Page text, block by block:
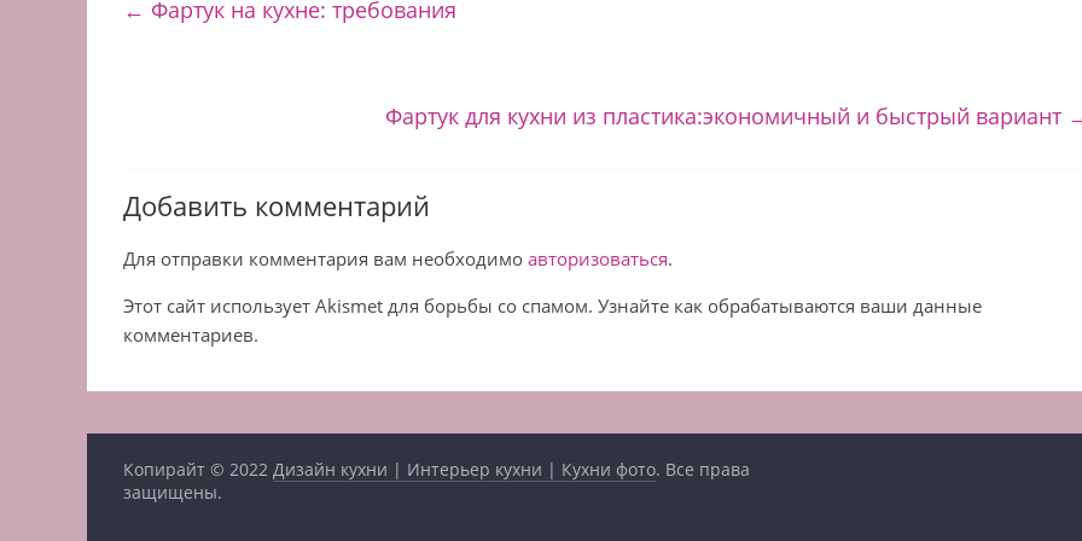
← Фартук на кухне: требования
Фартук для кухни из пластика:экономичный и быстрый вариант
Добавить комментарий
Для отправки комментария вам необходимо авторизоваться.
Этот сайт использует Akismet для борьбы со спамом. Узнайте как обрабатываются ваши данные
комментариев.
Копирайт © 2022 Дизайн кухни | Интерьер кухни | Кухни фото. Все права
защищены.